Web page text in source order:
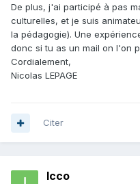
De plus, j'ai participé à pas
culturelles, et je suis
la pédagogie). Une
donc si tu as un mail on l'on
Cordialement,
Nicolas LEPAGE
Citer
Icco